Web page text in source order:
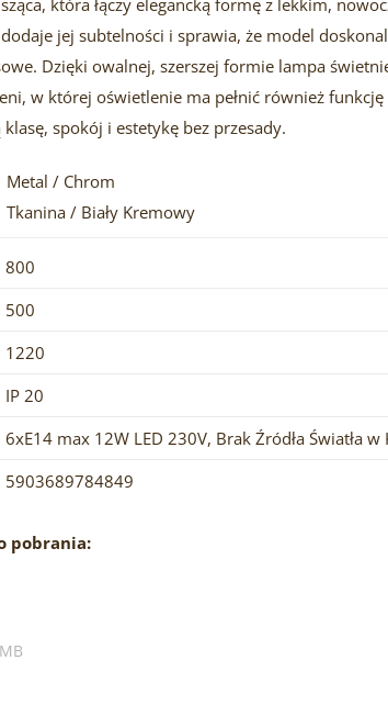
która łączy elegancką formę z lekkim,
jej subtelności i sprawia, że model
Dzięki owalnej, szerszej formie lampa
w której oświetlenie ma pełnić również
spokój i estetykę bez przesady.
Metal / Chrom
Tkanina / Biały Kremowy
800
500
1220
IP 20
6xE14 max 12W LED 230V, Brak Źródła Światła
5903689784849
pobrania: